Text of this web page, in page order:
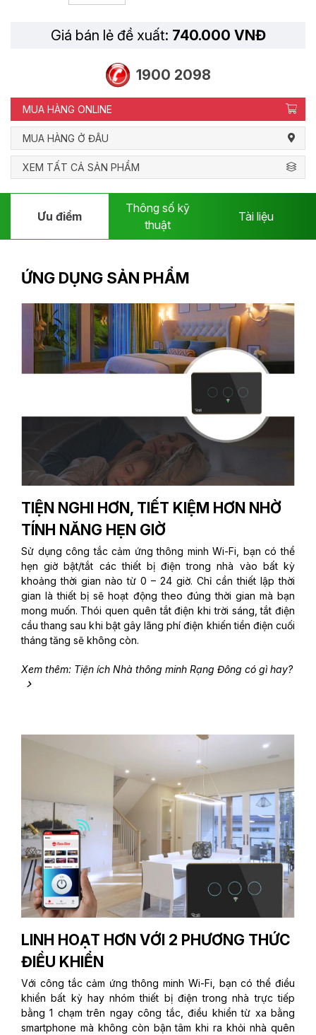
Giá bán lẻ đề xuất: 740.000 VNĐ
1900 2098
MUA HÀNG ONLINE
MUA HÀNG Ở ĐÂU
XEM TẤT CẢ SẢN PHẨM
Ưu điểm
Thông số kỹ
thuật
Tài liệu
ỨNG DỤNG SẢN PHẨM
TIỆN NGHI HƠN, TIẾT KIỆM HƠN NHỜ
TÍNH NĂNG HẸN GIỜ
Sử dụng công tắc cảm ứng thông minh Wi-Fi, bạn có thể
hẹn giờ bật/tắt các thiết bị điện trong nhà vào bất kỳ
khoảng thời gian nào từ 0 – 24 giờ. Chỉ cần thiết lập thời
gian là thiết bị sẽ hoạt động theo đúng thời gian mà bạn
mong muốn. Thói quen quên tắt điện khi trời sáng, tắt điện
cầu thang sau khi bật gây lãng phí điện khiến tiền điện cuối
tháng tăng sẽ không còn.
Xem thêm: Tiện ích Nhà thông minh Rạng Đông có gì hay?
LINH HOẠT HƠN VỚI 2 PHƯƠNG THỨC
ĐIỀU KHIỂN
Với công tắc cảm ứng thông minh Wi-Fi, bạn có thể điều
khiển bất kỳ hay nhóm thiết bị điện trong nhà trực tiếp
bằng 1 chạm trên ngay công tắc, điều khiển từ xa bằng
smartphone mà không còn bận tâm khi ra khỏi nhà quên